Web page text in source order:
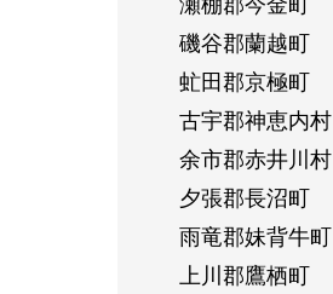
磯谷郡蘭越町
虻田郡京極町
古宇郡神恵内村
余市郡赤井川村
夕張郡長沼町
雨竜郡妹背牛町
上川郡鷹栖町